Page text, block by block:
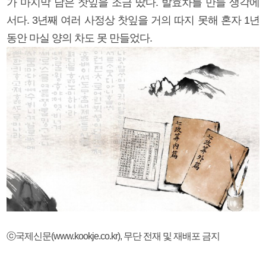
서다. 3년째 여러 사정상 찻잎을 거의 따지 못해 혼자 1년
동안 마실 양의 차도 못 만들었다.
ⓒ국제신문(www.kookje.co.kr), 무단 전재 및 재배포 금지